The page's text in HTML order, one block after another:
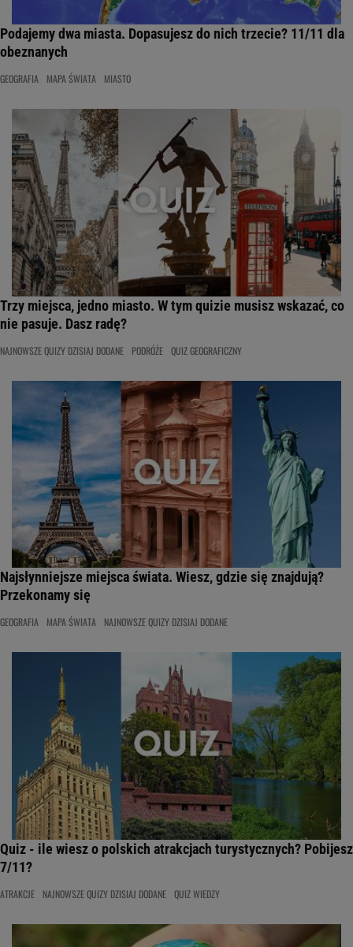
Podajemy dwa miasta. Dopasujesz do nich trzecie? 11/11 dla
obeznanych
GEOGRAFIA MAPA ŚWIATA MIASTO
Trzy miejsca, jedno miasto. W tym quizie musisz wskazać, co
nie pasuje. Dasz radę?
NAJNOWSZE QUIZY DZISIAJ DODANE PODRÓŻE QUIZ GEOGRAFICZNY
Najsłynniejsze miejsca świata. Wiesz, gdzie się znajdują?
Przekonamy się
GEOGRAFIA MAPA ŚWIATA NAJNOWSZE QUIZY DZISIAJ DODANE
Quiz - ile wiesz o polskich atrakcjach turystycznych? Pobijesz
7/11?
ATRAKCJE NAJNOWSZE QUIZY DZISIAJ DODANE QUIZ WIEDZY